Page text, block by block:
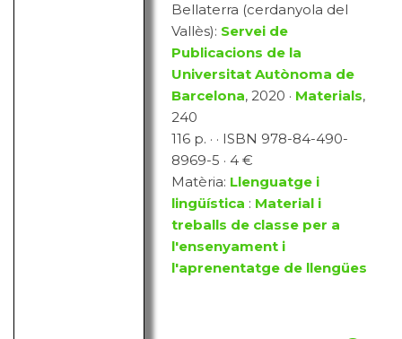
Bellaterra (cerdanyola del
Vallès): Servei de
Publicacions de la
Universitat Autònoma de
Barcelona, 2020 · Materials,
240
116 p. · · ISBN 978-84-490-
8969-5 · 4 €
Matèria: Llenguatge i
lingüística : Material i
treballs de classe per a
l'ensenyament i
l'aprenentatge de llengües